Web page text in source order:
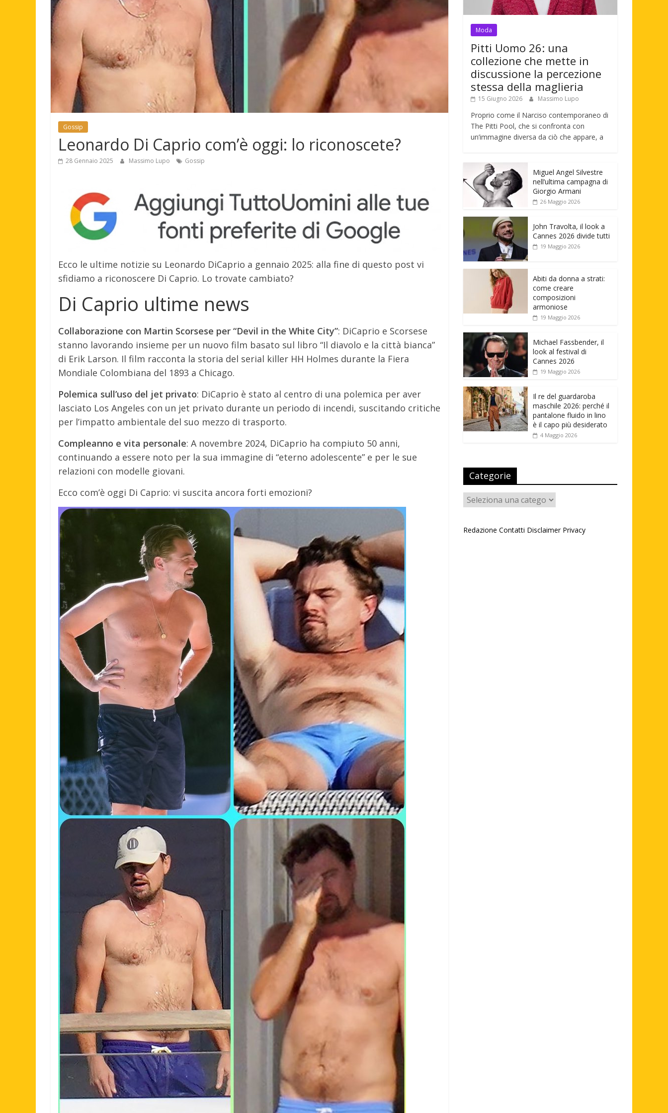
Gossip
Leonardo Di Caprio com’è oggi: lo riconoscete?
28 Gennaio 2025 Massimo Lupo Gossip
Ecco le ultime notizie su Leonardo DiCaprio a gennaio 2025: alla fine di questo post vi
sfidiamo a riconoscere Di Caprio. Lo trovate cambiato?
Di Caprio ultime news
Collaborazione con Martin Scorsese per “Devil in the White City”: DiCaprio e Scorsese
stanno lavorando insieme per un nuovo film basato sul libro “Il diavolo e la città bianca”
di Erik Larson. Il film racconta la storia del serial killer HH Holmes durante la Fiera
Mondiale Colombiana del 1893 a Chicago.
Polemica sull’uso del jet privato: DiCaprio è stato al centro di una polemica per aver
lasciato Los Angeles con un jet privato durante un periodo di incendi, suscitando critiche
per l’impatto ambientale del suo mezzo di trasporto.
Compleanno e vita personale: A novembre 2024, DiCaprio ha compiuto 50 anni,
continuando a essere noto per la sua immagine di “eterno adolescente” e per le sue
relazioni con modelle giovani.
Ecco com’è oggi Di Caprio: vi suscita ancora forti emozioni?
Moda
Pitti Uomo 26: una
collezione che mette in
discussione la percezione
stessa della maglieria
15 Giugno 2026 Massimo Lupo
Proprio come il Narciso contemporaneo di
The Pitti Pool, che si confronta con
un’immagine diversa da ciò che appare, a
Miguel Angel Silvestre
nell’ultima campagna di
Giorgio Armani
26 Maggio 2026
John Travolta, il look a
Cannes 2026 divide tutti
19 Maggio 2026
Abiti da donna a strati:
come creare
composizioni
armoniose
19 Maggio 2026
Michael Fassbender, il
look al festival di
Cannes 2026
19 Maggio 2026
Il re del guardaroba
maschile 2026: perché il
pantalone fluido in lino
è il capo più desiderato
4 Maggio 2026
Categorie
Categorie
Redazione Contatti Disclaimer Privacy